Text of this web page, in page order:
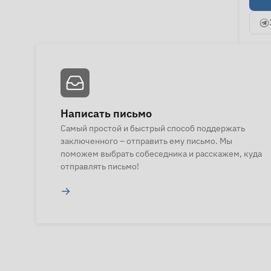
Написать письмо
Самый простой и быстрый способ поддержать
заключенного – отправить ему письмо. Мы
поможем выбрать собеседника и расскажем, куда
отправлять письмо!
→